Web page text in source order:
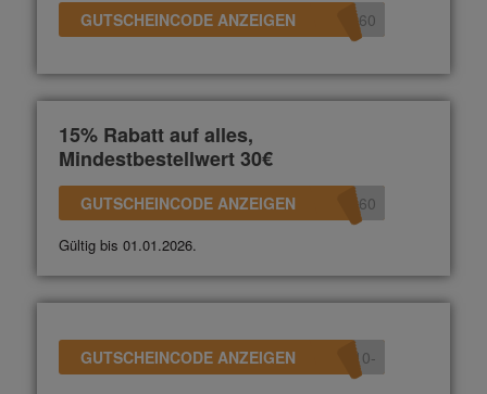
GUTSCHEINCODE ANZEIGEN 360
15% Rabatt auf alles,
Mindestbestellwert 30€
GUTSCHEINCODE ANZEIGEN 360
Gültig bis 01.01.2026.
GUTSCHEINCODE ANZEIGEN -10